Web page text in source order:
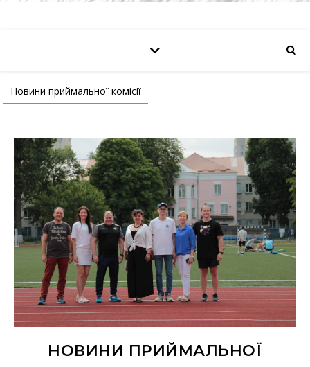
Новини приймальної комісії
НОВИНИ ПРИЙМАЛЬНОЇ